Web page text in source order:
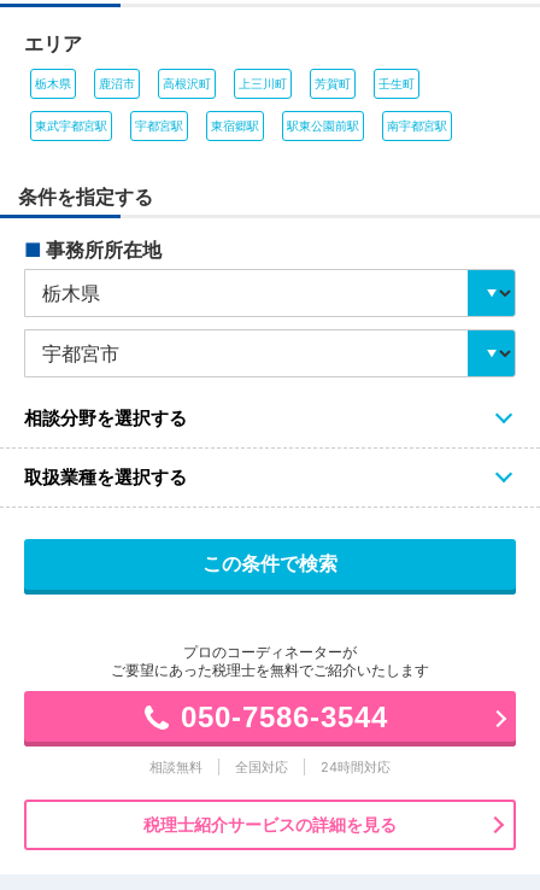
エリア
栃木県 鹿沼市 高根沢町 上三川町 芳賀町 壬生町
東武宇都宮駅 宇都宮駅 東宿郷駅 駅東公園前駅 南宇都宮駅
条件を指定する
■ 事務所所在地
相談分野を選択する
取扱業種を選択する
プロのコーディネーターが
ご要望にあった税理士を無料でご紹介いたします
050-7586-3544
相談無料 全国対応 24時間対応
税理士紹介サービスの詳細を見る